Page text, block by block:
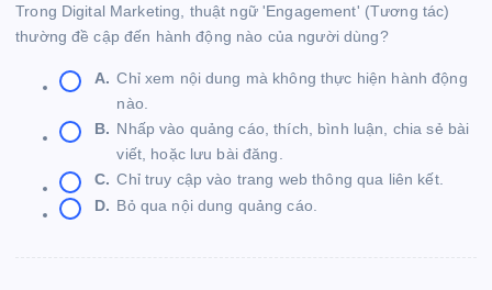
Trong Digital Marketing, thuật ngữ 'Engagement' (Tương tác)
thường đề cập đến hành động nào của người dùng?
A. Chỉ xem nội dung mà không thực hiện hành động
nào.
B. Nhấp vào quảng cáo, thích, bình luận, chia sẻ bài
viết, hoặc lưu bài đăng.
C. Chỉ truy cập vào trang web thông qua liên kết.
D. Bỏ qua nội dung quảng cáo.